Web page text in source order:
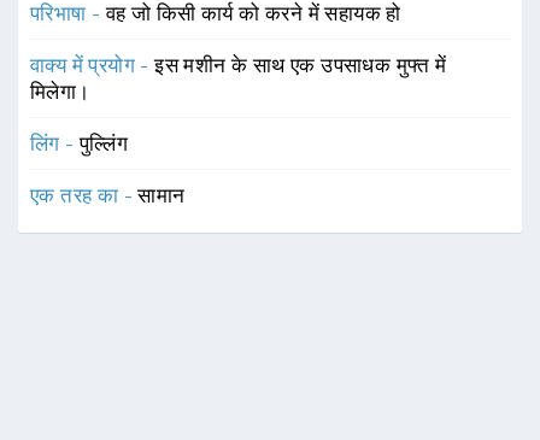
परिभाषा -वह जो किसी कार्य को करने में सहायक हो
वाक्य में प्रयोग -इस मशीन के साथ एक उपसाधक मुफ्त में
मिलेगा।
लिंग -पुल्लिंग
एक तरह का -सामान